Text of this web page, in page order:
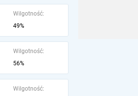
Wilgotność:
49%
Wilgotność:
56%
Wilgotność: